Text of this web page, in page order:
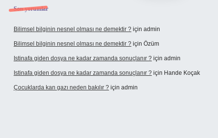
Son yorumlar
Bilimsel bilginin nesnel olması ne demektir ? için admin
Bilimsel bilginin nesnel olması ne demektir ? için Özüm
Istinafa giden dosya ne kadar zamanda sonuçlanır ? için admin
Istinafa giden dosya ne kadar zamanda sonuçlanır ? için Hande Koçak
Çocuklarda kan gazı neden bakılır ? için admin